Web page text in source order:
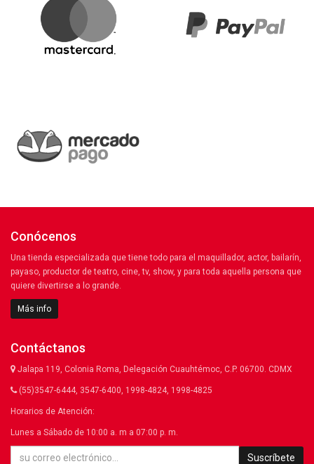
Conócenos
Una tienda especializada que tiene todo para el maquillador, actor, bailarín,
payaso, productor de teatro, cine, tv, show, y para toda aquella persona que
quiere divertirse a lo grande.
Más info
Contáctanos
Jalapa 119, Colonia Roma, Delegación Cuauhtémoc, C.P. 06700. CDMX
(55)3547-6444, 3547-6400, 1998-4824, 1998-4825
Horarios de Atención:
Lunes a Sábado de 10:00 a. m a 07:00 p. m.
Suscríbete